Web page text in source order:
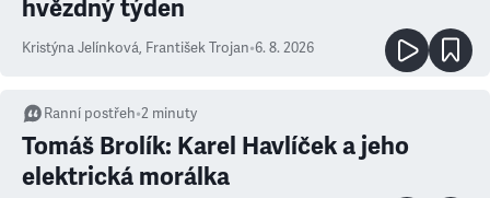
hvězdný týden
Kristýna Jelínková, František Trojan•6. 8. 2026
Ranní postřeh•2 minuty
Tomáš Brolík: Karel Havlíček a jeho
elektrická morálka